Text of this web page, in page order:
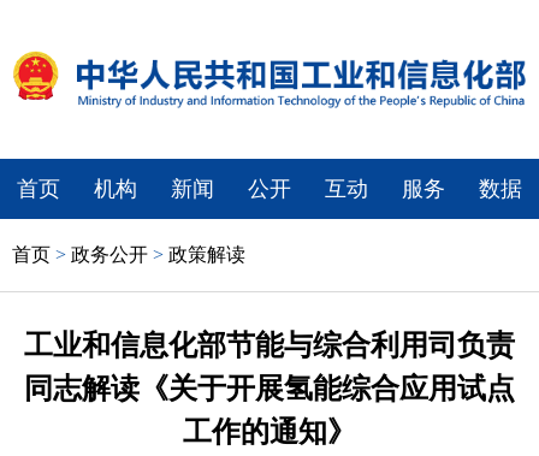
首页 机构 新闻 公开 互动 服务 数据
首页 > 政务公开 > 政策解读
工业和信息化部节能与综合利用司负责
同志解读《关于开展氢能综合应用试点
工作的通知》